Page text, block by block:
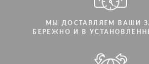
МЫ ДОСТАВЛЯЕМ ВАШИ
БЕРЕЖНО И В